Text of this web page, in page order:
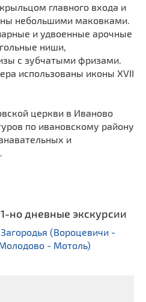
главного входа и
небольшими маковками.
и удвоенные арочные
ниши,
с зубчатыми фризами.
использованы иконы XVII
церкви в Иваново
по ивановскому району
и
но дневные экскурсии
(Вороцевичи -
- Мотоль)